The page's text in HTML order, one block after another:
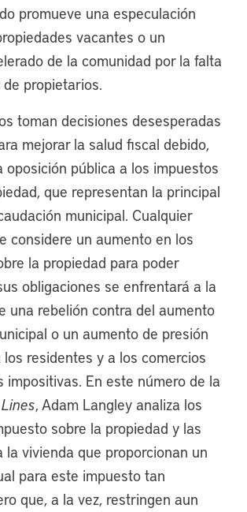
promueve una especulación
vacantes o un
de la comunidad por la falta
propietarios.
toman decisiones desesperadas
mejorar la salud fiscal debido,
oposición pública a los impuestos
que representan la principal
municipal. Cualquier
considere un aumento en los
la propiedad para poder
obligaciones se enfrentará a la
una rebelión contra del aumento
o un aumento de presión
los residentes y a los comercios
impositivas. En este número de la
, Adam Langley analiza los
sobre la propiedad y las
la vivienda que proporcionan un
para este impuesto tan
que, a la vez, restringen aun